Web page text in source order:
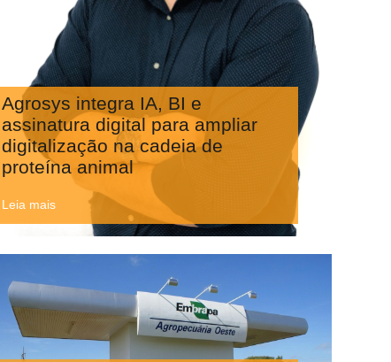
Agrosys integra IA, BI e
assinatura digital para ampliar
digitalização na cadeia de
proteína animal
Leia mais